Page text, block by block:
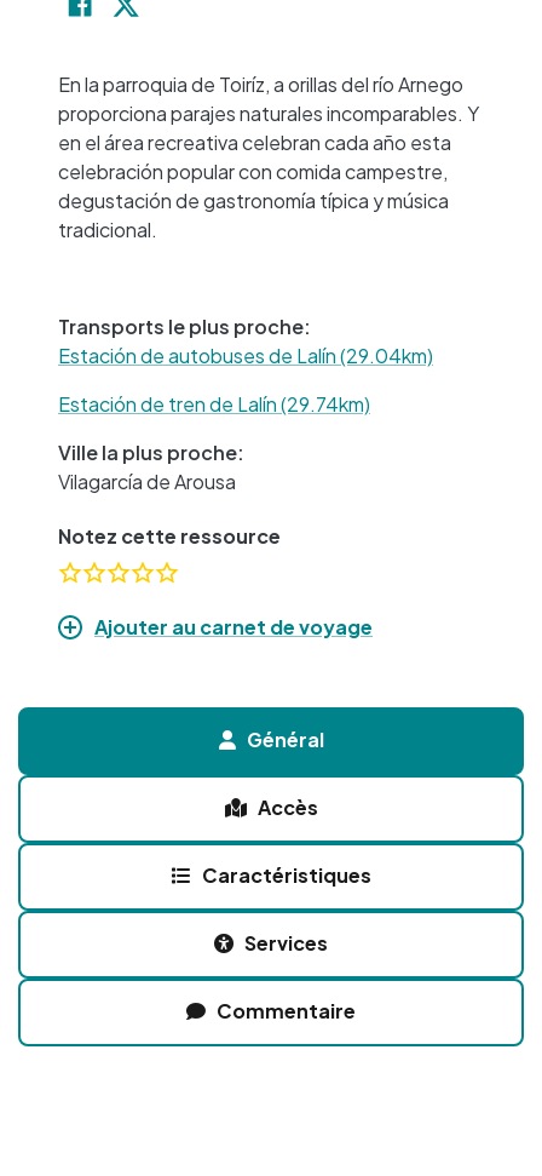
En la parroquia de Toiríz, a orillas del río Arnego
proporciona parajes naturales incomparables. Y
en el área recreativa celebran cada año esta
celebración popular con comida campestre,
degustación de gastronomía típica y música
tradicional.
Transports le plus proche:
Estación de autobuses de Lalín (29.04km)
Estación de tren de Lalín (29.74km)
Ville la plus proche:
Vilagarcía de Arousa
Notez cette ressource
Ajouter au carnet de voyage
Général
Accès
Caractéristiques
Services
Commentaire